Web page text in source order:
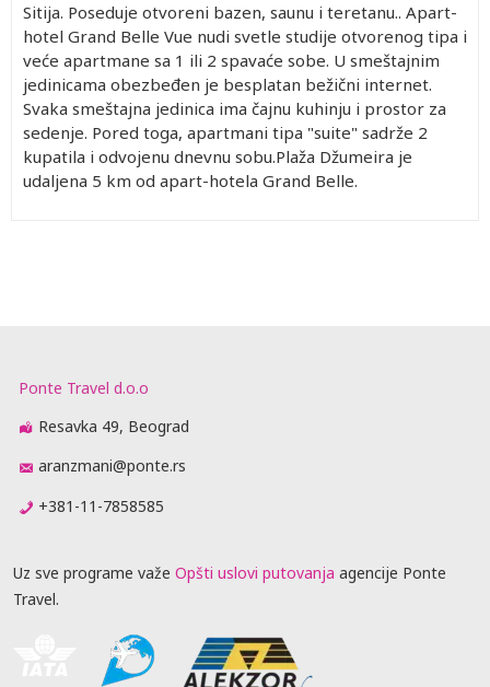
Sitija. Poseduje otvoreni bazen, saunu i teretanu.. Apart-
hotel Grand Belle Vue nudi svetle studije otvorenog tipa i
veće apartmane sa 1 ili 2 spavaće sobe. U smeštajnim
jedinicama obezbeđen je besplatan bežični internet.
Svaka smeštajna jedinica ima čajnu kuhinju i prostor za
sedenje. Pored toga, apartmani tipa "suite" sadrže 2
kupatila i odvojenu dnevnu sobu.Plaža Džumeira je
udaljena 5 km od apart-hotela Grand Belle.
Ponte Travel d.o.o
Resavka 49, Beograd
aranzmani@ponte.rs
+381-11-7858585
Uz sve programe važe Opšti uslovi putovanja agencije Ponte
Travel.